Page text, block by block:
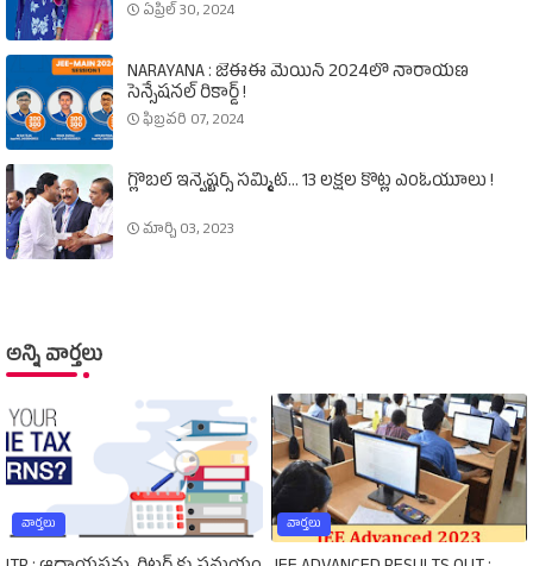
ఏప్రిల్ 30, 2024
NARAYANA : జేఈఈ మెయిన్‌ 2024లో నారాయణ
సెన్సేషనల్‌ రికార్డ్‌ !
ఫిబ్రవరి 07, 2024
గ్లోబల్‌ ఇన్వెష్టర్స్‌ సమ్మిట్‌... 13 లక్షల కోట్ల ఎంఓయూలు !
మార్చి 03, 2023
అన్ని వార్తలు
వార్తలు వార్తలు